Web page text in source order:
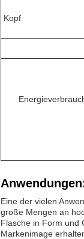
Kopf
Eine der vielen
große Mengen an
Flasche in Form und
Markenimage